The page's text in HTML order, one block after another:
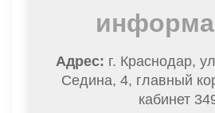
Адрес: г. Краснодар,
Седина, 4, главный
кабинет